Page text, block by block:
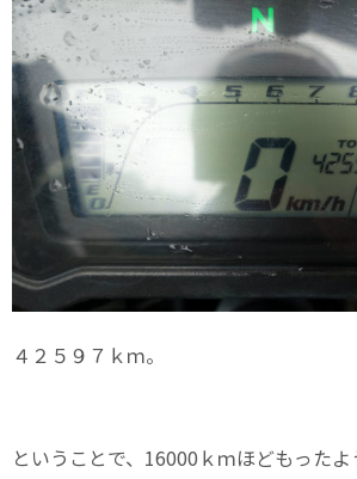
４２５９７ｋｍ。
ということで、16000ｋｍほどもったよ